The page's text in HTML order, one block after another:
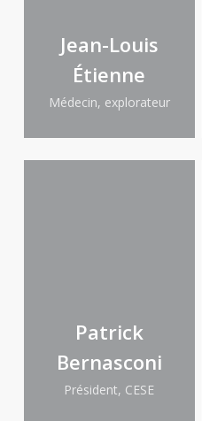
Jean-Louis
Étienne
Médecin, explorateur
Patrick
Bernasconi
Président, CESE